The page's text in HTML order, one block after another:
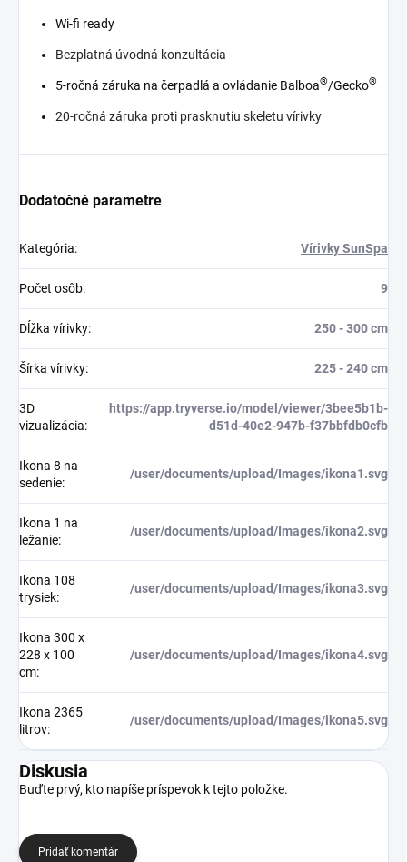
Wi-fi ready
Bezplatná úvodná konzultácia
5-ročná záruka na čerpadlá a ovládanie Balboa®/Gecko®
20-ročná záruka proti prasknutiu skeletu vírivky
Dodatočné parametre
Kategória: Vírivky SunSpa
Počet osôb: 9
Dĺžka vírivky: 250 - 300 cm
Šírka vírivky: 225 - 240 cm
3D
vizualizácia:
https://app.tryverse.io/model/viewer/3bee5b1b-
d51d-40e2-947b-f37bbfdb0cfb
Ikona 8 na
sedenie:
/user/documents/upload/Images/ikona1.svg
Ikona 1 na
ležanie:
/user/documents/upload/Images/ikona2.svg
Ikona 108
trysiek:
/user/documents/upload/Images/ikona3.svg
Ikona 300 x
228 x 100
cm:
/user/documents/upload/Images/ikona4.svg
Ikona 2365
litrov:
/user/documents/upload/Images/ikona5.svg
Diskusia
Buďte prvý, kto napíše príspevok k tejto položke.
Pridať komentár